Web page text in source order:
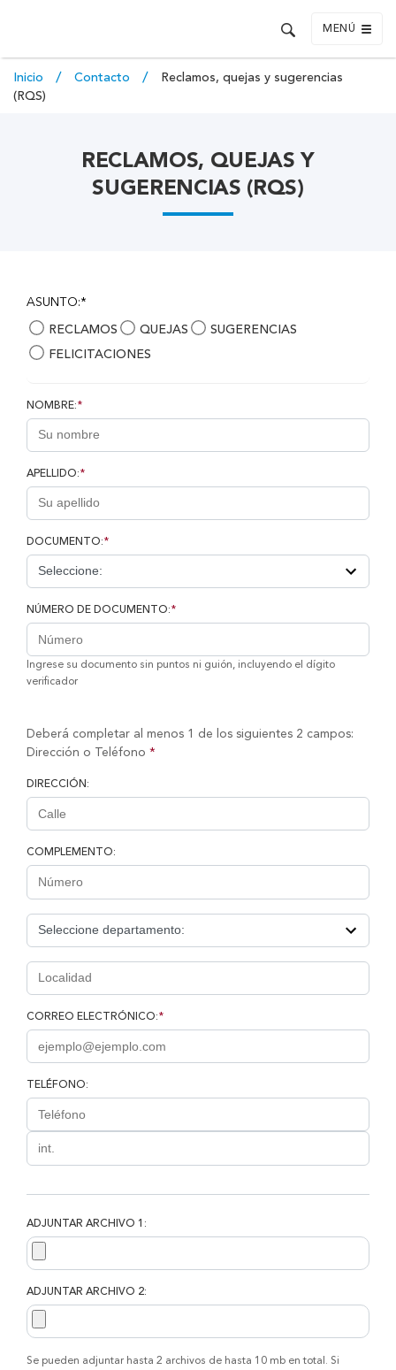
MENÚ
Inicio Contacto
Reclamos, quejas y sugerencias
(RQS)
RECLAMOS, QUEJAS Y
SUGERENCIAS (RQS)
ASUNTO:*
RECLAMOS QUEJAS
SUGERENCIAS
FELICITACIONES
NOMBRE:*
APELLIDO:*
DOCUMENTO:*
NÚMERO DE DOCUMENTO:*
Ingrese su documento sin puntos ni guión, incluyendo el dígito
verificador
Deberá completar al menos 1 de los siguientes 2 campos:
Dirección o Teléfono *
DIRECCIÓN:
COMPLEMENTO:
CORREO ELECTRÓNICO:*
TELÉFONO:
ADJUNTAR ARCHIVO 1:
ADJUNTAR ARCHIVO 2:
Se pueden adjuntar hasta 2 archivos de hasta 10 mb en total. Si